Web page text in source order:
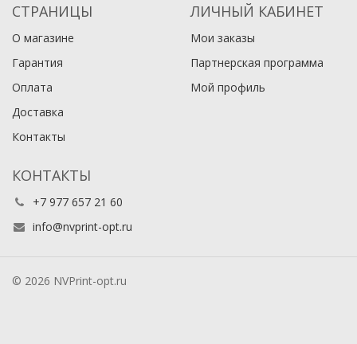
СТРАНИЦЫ
О магазине
Гарантия
Оплата
Доставка
Контакты
ЛИЧНЫЙ КАБИНЕТ
Мои заказы
Партнерская программа
Мой профиль
КОНТАКТЫ
+7 977 657 21 60
info@nvprint-opt.ru
© 2026 NVPrint-opt.ru